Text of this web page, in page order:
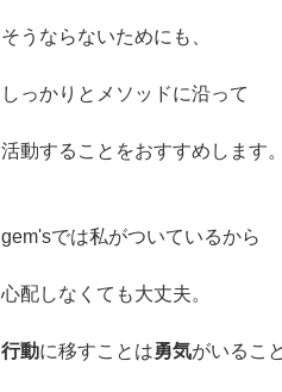
そうならないためにも、
しっかりとメソッドに沿って
活動することをおすすめします。
gem'sでは私がついているから
心配しなくても大丈夫。
行動に移すことは勇気がいるこ